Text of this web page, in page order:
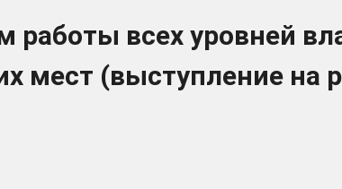
работы всех уровней
мест (выступление на